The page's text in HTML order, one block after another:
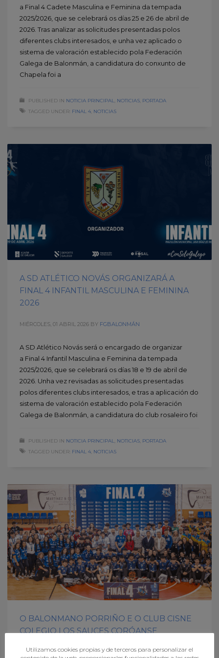
a Final 4 Cadete Masculina e Feminina da tempada
2025/2026, que se celebrará os días 25 e 26 de abril de
2026. Tras analizar as solicitudes presentadas polos
diferentes clubs interesados, e unha vez aplicado o
sistema de valoración establecido pola Federación
Galega de Balonmán, a candidatura do conxunto de
Chapela foi a
PUBLISHED IN NOTICIA PRINCIPAL NOTICIAS PORTADA
TAGGED UNDER: FINAL 4 NOTICIAS
A SD ATLÉTICO NOVÁS ORGANIZARÁ A
FINAL 4 INFANTIL MASCULINA E FEMININA
2026
MIÉRCOLES, 01 ABRIL 2026 BY FGBALONMÁN
A SD Atlético Novás será o encargado de organizar
a Final 4 Infantil Masculina e Feminina da tempada
2025/2026, que se celebrará os días 18 e 19 de abril de
2026. Unha vez revisadas as solicitudes presentadas
polos diferentes clubs interesados, e tras a aplicación do
sistema de valoración establecido pola Federación
Galega de Balonmán, a candidatura do club rosaleiro foi
PUBLISHED IN NOTICIA PRINCIPAL NOTICIAS PORTADA
TAGGED UNDER: FINAL 4 NOTICIAS
O BALONMANO PORRIÑO E O CLUB CISNE
COLEGIO LOS SAUCES CORÓANSE
Utilizamos cookies propias y de terceros para personalizar el